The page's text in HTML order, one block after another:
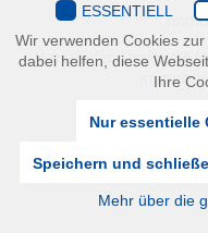
Mariahilfer Straße 116/
ESSENTIELL
Wir verwenden Cookies
dabei helfen, diese
Ihre
Nur essentielle
Speichern und
Mehr über die